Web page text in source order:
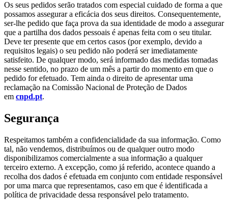
Os seus pedidos serão tratados com especial cuidado de forma a que
possamos assegurar a eficácia dos seus direitos. Consequentemente,
ser-lhe pedido que faça prova da sua identidade de modo a assegurar
que a partilha dos dados pessoais é apenas feita com o seu titular.
Deve ter presente que em certos casos (por exemplo, devido a
requisitos legais) o seu pedido não poderá ser imediatamente
satisfeito. De qualquer modo, será informado das medidas tomadas
nesse sentido, no prazo de um mês a partir do momento em que o
pedido for efetuado. Tem ainda o direito de apresentar uma
reclamação na Comissão Nacional de Proteção de Dados
em cnpd.pt.
Segurança
Respeitamos também a confidencialidade da sua informação. Como
tal, não vendemos, distribuímos ou de qualquer outro modo
disponibilizamos comercialmente a sua informação a qualquer
terceiro externo. A excepção, como já referido, acontece quando a
recolha dos dados é efetuada em conjunto com entidade responsável
por uma marca que representamos, caso em que é identificada a
política de privacidade dessa responsável pelo tratamento.